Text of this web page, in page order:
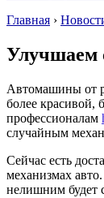
Главная ›
Улучшаем
Автомашины от
более красивой,
профессионалам
случайным
Сейчас есть
механизмах
нелишним будет